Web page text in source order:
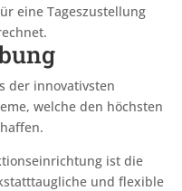
eine Tageszustellung
der innovativsten
welche den höchsten
ist die
und flexible